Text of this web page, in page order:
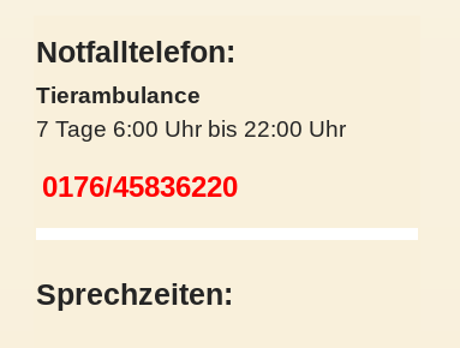
Notfalltelefon:
Tierambulance
7 Tage 6:00 Uhr bis 22:00 Uhr
0176/45836220
Sprechzeiten: